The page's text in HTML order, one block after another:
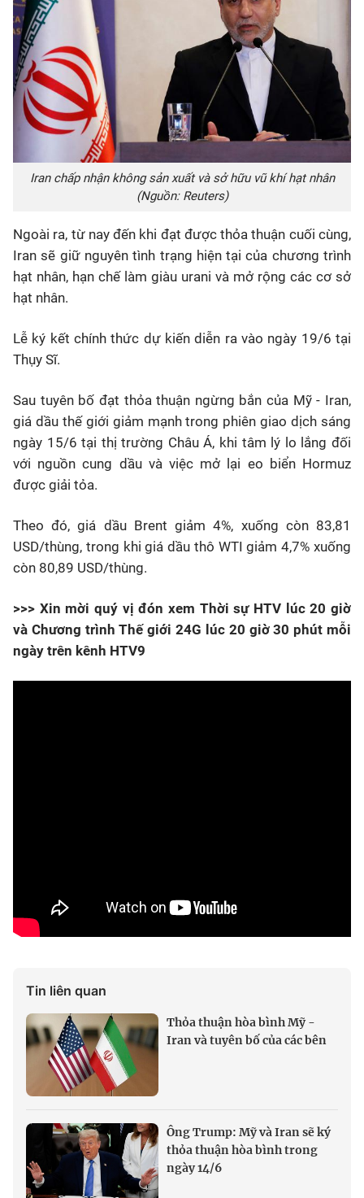
Iran chấp nhận không sản xuất và sở hữu vũ khí hạt nhân
(Nguồn: Reuters)
Ngoài ra, từ nay đến khi đạt được thỏa thuận cuối cùng,
Iran sẽ giữ nguyên tình trạng hiện tại của chương trình
hạt nhân, hạn chế làm giàu urani và mở rộng các cơ sở
hạt nhân.
Lễ ký kết chính thức dự kiến diễn ra vào ngày 19/6 tại
Thụy Sĩ.
Sau tuyên bố đạt thỏa thuận ngừng bắn của Mỹ - Iran,
giá dầu thế giới giảm mạnh trong phiên giao dịch sáng
ngày 15/6 tại thị trường Châu Á, khi tâm lý lo lắng đối
với nguồn cung dầu và việc mở lại eo biển Hormuz
được giải tỏa.
Theo đó, giá dầu Brent giảm 4%, xuống còn 83,81
USD/thùng, trong khi giá dầu thô WTI giảm 4,7% xuống
còn 80,89 USD/thùng.
>>> Xin mời quý vị đón xem Thời sự HTV lúc 20 giờ
và Chương trình Thế giới 24G lúc 20 giờ 30 phút mỗi
ngày trên kênh HTV9
Tin liên quan
Thỏa thuận hòa bình Mỹ -
Iran và tuyên bố của các bên
Ông Trump: Mỹ và Iran sẽ ký
thỏa thuận hòa bình trong
ngày 14/6